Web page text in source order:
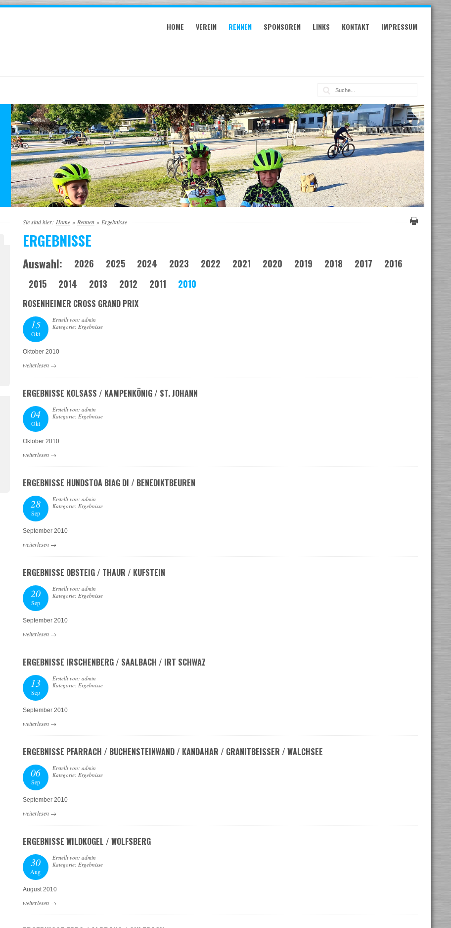
HOME VEREIN RENNEN SPONSOREN LINKS KONTAKT IMPRESSUM
Suche:
Sie sind hier: Home » Rennen » Ergebnisse
ERGEBNISSE
Auswahl: 2026 2025 2024 2023 2022 2021 2020 2019 2018 2017
2016
2015
2014 2013 2012 2011 2010
ROSENHEIMER CROSS GRAND PRIX
15
Okt
Erstellt von: admin
Kategorie: Ergebnisse
Oktober 2010
weiterlesen→
ERGEBNISSE KOLSASS / KAMPENKÖNIG / ST. JOHANN
04
Okt
Erstellt von: admin
Kategorie: Ergebnisse
Oktober 2010
weiterlesen→
ERGEBNISSE HUNDSTOA BIAG DI / BENEDIKTBEUREN
28
Sep
Erstellt von: admin
Kategorie: Ergebnisse
September 2010
weiterlesen→
ERGEBNISSE OBSTEIG / THAUR / KUFSTEIN
20
Sep
Erstellt von: admin
Kategorie: Ergebnisse
September 2010
weiterlesen→
ERGEBNISSE IRSCHENBERG / SAALBACH / IRT SCHWAZ
13
Sep
Erstellt von: admin
Kategorie: Ergebnisse
September 2010
weiterlesen→
ERGEBNISSE PFARRACH / BUCHENSTEINWAND / KANDAHAR / GRANITBEISSER / WALCHSEE
06
Sep
Erstellt von: admin
Kategorie: Ergebnisse
September 2010
weiterlesen→
ERGEBNISSE WILDKOGEL / WOLFSBERG
30
Aug
Erstellt von: admin
Kategorie: Ergebnisse
August 2010
weiterlesen→